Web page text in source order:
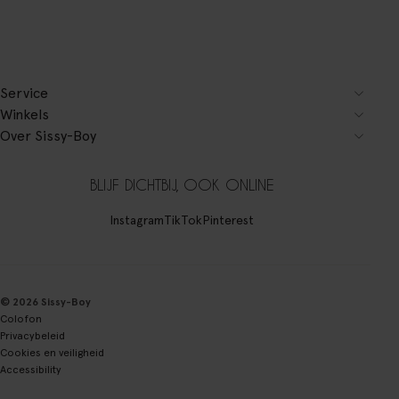
Service
Winkels
Over Sissy-Boy
BLIJF DICHTBIJ, OOK ONLINE
InstagramTikTokPinterest
© 2026 Sissy-Boy
Colofon
Privacybeleid
Cookies en veiligheid
Accessibility